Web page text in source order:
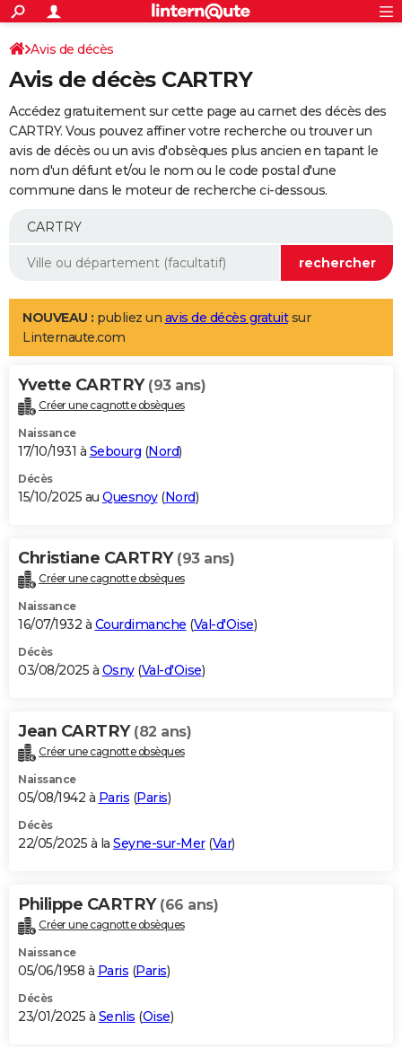
ACTUALITÉS
Politique
Société
Faits Divers
Education
Monde
Villes
+
SPORT
Coupe du monde 2026
Football
Tennis
Cyclisme
Rugby
Forum
Programme TV
TNT
Streaming
Cinéma
Sorties cinéma
Musique
+
FINANCE
Retraite
Epargne
Immobilier
Risques naturels par ville
Banque
Assurance
AUTO
Essais
Réserver un essai
Citadines
Berlines
SUV
Forum auto
+
Mobiles
Meilleur smartphone
Internet
Ordinateurs
Jeux vidéo
Guide high-tech
Aménagement intérieur
LIFESTYLE
Art de vivre
Bien-être
Loisirs
Mode
Modes de vie
Alimentation
Guide de la santé
Maladies
Médicaments
Sommeil
VOYAGE
Destinations
City break
Voyage nature
Voyage de noces
Forum
Climat
+PHOTO
GUIDES D'ACHAT
BONS PLANS
Carte de Noël
Carte Bonne année
Carte Saint-Valentin
Carte Pâques
Carte d'anniversaire
DICTIONNAIRE
Dictionnaire
Biographies
Citations
Expressions
Proverbes
PROGRAMME TV
S'inscrire
Se connecter
Lycées
Collèges
Primaires
Universités
Entreprises
Service militaire
Avis de recherche
AVIS DE DÉCÈS
Bricolage
Lifestyle
Culture
Sport
Auto
Television
Voyage
Cinema
Avis de décès
Avis de décès CARTRY
Accédez gratuitement sur cette page au carnet des décès des
CARTRY. Vous pouvez affiner votre recherche ou trouver un
avis de décès ou un avis d'obsèques plus ancien en tapant le
nom d'un défunt et/ou le nom ou le code postal d'une
commune dans le moteur de recherche ci-dessous.
NOUVEAU : publiez un avis de décès gratuitsur
Linternaute.com
Yvette CARTRY (93 ans)
Créer une cagnotte obsèques
Naissance
17/10/1931 à Sebourg (Nord)
Décès
15/10/2025 au Quesnoy(Nord)
Christiane CARTRY (93 ans)
Créer une cagnotte obsèques
Naissance
16/07/1932 à Courdimanche (Val-d'Oise)
Décès
03/08/2025 à Osny(Val-d'Oise)
Jean CARTRY (82 ans)
Créer une cagnotte obsèques
Naissance
05/08/1942 à Paris (Paris)
Décès
22/05/2025 à la Seyne-sur-Mer(Var)
Philippe CARTRY (66 ans)
Créer une cagnotte obsèques
Naissance
05/06/1958 à Paris (Paris)
Décès
23/01/2025 à Senlis (Oise)